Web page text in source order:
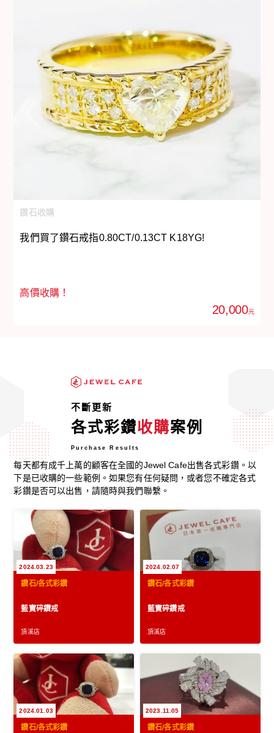
鑽石收購
我們買了鑽石戒指0.80CT/0.13CT K18YG!
高價收購！
20,000元
不斷更新
各式彩鑽收購案例
Purchase Results
每天都有成千上萬的顧客在全國的Jewel Cafe出售各式彩鑽。以
下是已收購的一些範例。如果您有任何疑問，或者您不確定各式
彩鑽是否可以出售，請隨時與我們聯繫。
2024.03.23
鑽石/各式彩鑽
藍寶碎鑽戒
頂溪店
2024.02.07
鑽石/各式彩鑽
藍寶碎鑽戒
頂溪店
2024.01.03
鑽石/各式彩鑽
2023.11.05
鑽石/各式彩鑽